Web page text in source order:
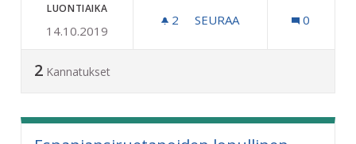
LUONTIAIKA
14.10.2019
2 2 SEURAAJAA
SEURAA 0
2 Kannatukset